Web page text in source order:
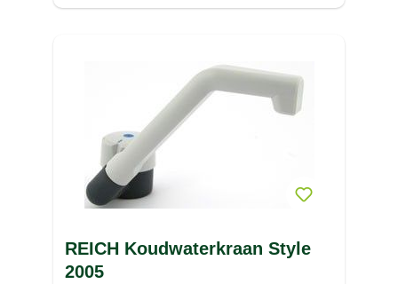
REICH Koudwaterkraan Style
2005